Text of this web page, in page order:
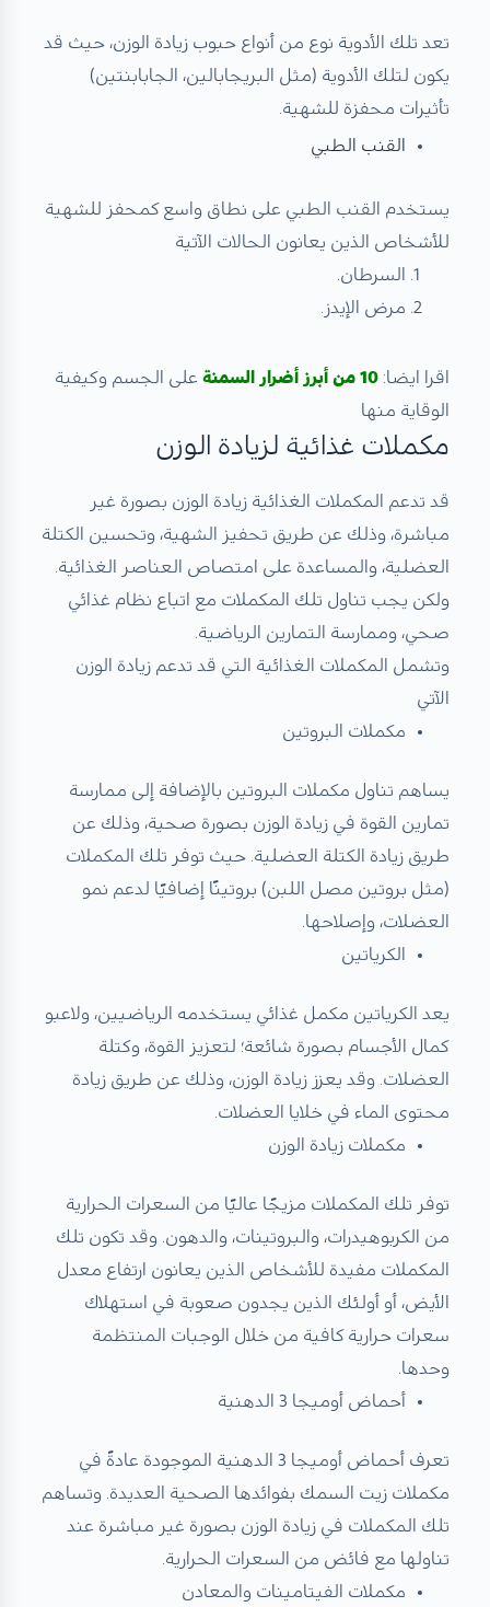
تعد تلك الأدوية نوع من أنواع حبوب زيادة الوزن، حيث قد
يكون لتلك الأدوية (مثل البريجابالين، الجابابنتين)
تأثيرات محفزة للشهية.
القنب الطبي
يستخدم القنب الطبي على نطاق واسع كمحفز للشهية
للأشخاص الذين يعانون الحالات الآتية
السرطان.
مرض الإيدز.
اقرا ايضا: 10 من أبرز أضرار السمنة
على الجسم وكيفية
الوقاية منها
مكملات غذائية لزيادة الوزن
قد تدعم المكملات الغذائية زيادة الوزن بصورة غير
مباشرة، وذلك عن طريق تحفيز الشهية، وتحسين الكتلة
العضلية، والمساعدة على امتصاص العناصر الغذائية.
ولكن يجب تناول تلك المكملات مع اتباع نظام غذائي
صحي، وممارسة التمارين الرياضية.
وتشمل المكملات الغذائية التي قد تدعم زيادة الوزن
الآتي
مكملات البروتين
يساهم تناول مكملات البروتين بالإضافة إلى ممارسة
تمارين القوة في زيادة الوزن بصورة صحية، وذلك عن
طريق زيادة الكتلة العضلية. حيث توفر تلك المكملات
(مثل بروتين مصل اللبن) بروتينًا إضافيًا لدعم نمو
العضلات، وإصلاحها.
الكرياتين
يعد الكرياتين مكمل غذائي يستخدمه الرياضيين، ولاعبو
كمال الأجسام بصورة شائعة؛ لتعزيز القوة، وكتلة
العضلات. وقد يعزز زيادة الوزن، وذلك عن طريق زيادة
محتوى الماء في خلايا العضلات.
مكملات زيادة الوزن
توفر تلك المكملات مزيجًا عاليًا من السعرات الحرارية
من الكربوهيدرات، والبروتينات، والدهون. وقد تكون تلك
المكملات مفيدة للأشخاص الذين يعانون ارتفاع معدل
الأيض، أو أولئك الذين يجدون صعوبة في استهلاك
سعرات حرارية كافية من خلال الوجبات المنتظمة
وحدها.
أحماض أوميجا 3 الدهنية
تعرف أحماض أوميجا 3 الدهنية الموجودة عادةً في
مكملات زيت السمك بفوائدها الصحية العديدة. وتساهم
تلك المكملات في زيادة الوزن بصورة غير مباشرة عند
تناولها مع فائض من السعرات الحرارية.
مكملات الفيتامينات والمعادن